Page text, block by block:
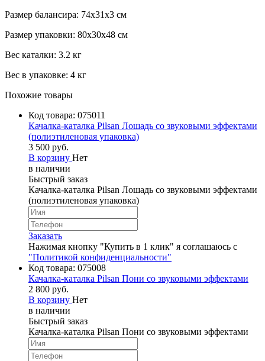
Размер балансира: 74х31х3 см
Размер упаковки: 80х30х48 см
Вес каталки: 3.2 кг
Вес в упаковке: 4 кг
Похожие товары
Код товара: 075011
Качалка-каталка Pilsan Лошадь со звуковыми эффектами
(полиэтиленовая упаковка)
3 500 руб.
В корзину Нет
в наличии
Быстрый заказ
Качалка-каталка Pilsan Лошадь со звуковыми эффектами
(полиэтиленовая упаковка)
Заказать
Нажимая кнопку "Купить в 1 клик" я соглашаюсь с
"Политикой конфиденциальности"
Код товара: 075008
Качалка-каталка Pilsan Пони со звуковыми эффектами
2 800 руб.
В корзину Нет
в наличии
Быстрый заказ
Качалка-каталка Pilsan Пони со звуковыми эффектами